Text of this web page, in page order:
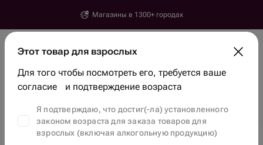
Магазины в 1300+ городах
Город, улица, дом
Найти товары и магазины
Тренды Цветы Бенто-торты Клубника в шоколаде
Доставка цветов в Ереване Съедобные букеты в Ереване
Этот товар для взрослых
Для того чтобы посмотреть его, требуется ваше
согласие и подтверждение возраста
Я подтверждаю, что достиг(-ла) установленного
законом возраста для заказа товаров для
взрослых (включая алкогольную продукцию)